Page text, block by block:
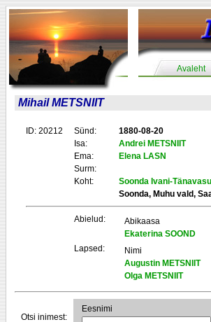
Avaleht
Mihail METSNIIT
ID: 20212 Sünd:
1880-08-20
Isa:
Andrei METSNIIT
Ema:
Elena LASN
Surm:
Koht:
Soonda Ivani-
Soonda, Muhu vald,
Abielud: Abikaasa
Ekaterina SOOND
Lapsed:
Nimi
Augustin METSNIIT
Olga METSNIIT
Otsi inimest:
Eesnimi